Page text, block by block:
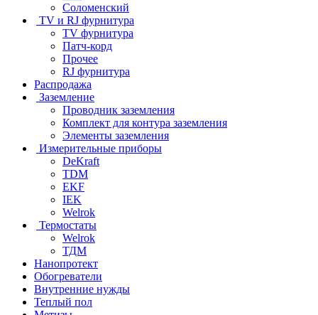
Соломенский
TV и RJ фурнитура
TV фурнитура
Патч-корд
Прочее
RJ фурнитура
Распродажа
Заземление
Проводник заземления
Комплект для контура заземления
Элементы заземления
Измерительные приборы
DeKraft
TDM
EKF
IEK
Welrok
Термостаты
Welrok
ТДМ
Нанопротект
Обогреватели
Внутренние нужды
Теплый пол